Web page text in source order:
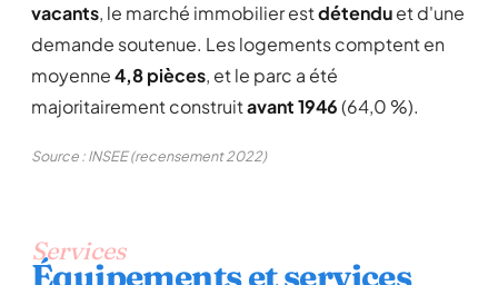
vacants, le marché immobilier estdétenduet d'une
demande soutenue. Les logements comptent en
moyenne4,8 pièces, et le parc a été
majoritairement construitavant 1946(64,0 %).
Source : INSEE (recensement 2022)
Services
Équipements et services